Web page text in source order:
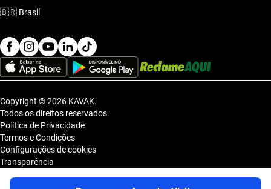
🇧🇷 Brasil
Copyright © 2026 KAVAK.
Todos os direitos reservados.
Política de Privacidade
Termos e Condições
Configurações de cookies
Transparência
KAVAK TECNOLOGIA E COMERCIO DE VEICULOS LTDA., inscrita no